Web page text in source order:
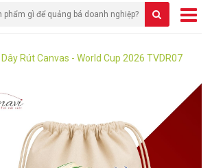
Rút Canvas - World Cup 2026 TVDR07